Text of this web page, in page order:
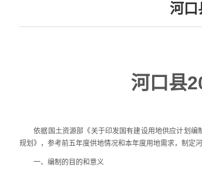
河口
河口县
依据国土资源部《关于印发国有建设用地供应计划编
规划》，参考前五年度供地情况和本年度用地需求，制定
一、编制的目的和意义